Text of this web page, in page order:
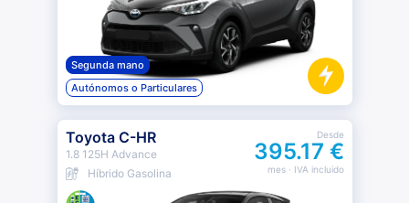
Segunda mano
Autónomos o Particulares
Toyota C-HR
1.8 125H Advance
Híbrido Gasolina
Desde
395.17 €
mes· IVA incluido